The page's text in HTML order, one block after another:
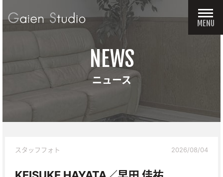
MENU
NEWS
ニュース
スタッフフォト 2026/08/04